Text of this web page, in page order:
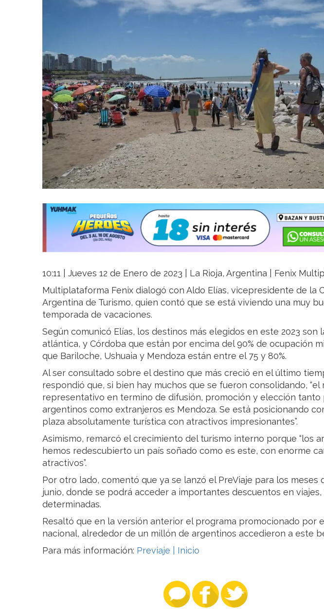
10:11 | Jueves 12 de Enero de 2023 | La Rioja, Argentina | Fenix
Multiplataforma Fenix dialogó con Aldo Elías, vicepresidente de la
Argentina de Turismo, quien contó que se está viviendo una muy
temporada de vacaciones.
Según comunicó Elías, los destinos más elegidos en este 2023 son
atlántica, y Córdoba que están por encima del 90% de ocupación
que Bariloche, Ushuaia y Mendoza están entre el 75 y 80%.
Al ser consultado sobre el destino que más creció en el último
respondió que, si bien hay muchos que se fueron consolidando, “el
representativo en termino de difusión, promoción y elección tanto
argentinos como extranjeros es Mendoza. Se está posicionando
plaza absolutamente turística con atractivos impresionantes”.
Asimismo, remarcó el crecimiento del turismo interno porque “los
hemos redescubierto un país soñado como es este, con enorme
atractivos”.
Por otro lado, comentó que ya se lanzó el PreViaje para los meses
junio, donde se podrá acceder a importantes descuentos en
determinadas.
Resaltó que en la versión anterior el programa promocionado por
nacional, alrededor de un millón de argentinos accedieron a este
Para más información: Previaje | Inicio